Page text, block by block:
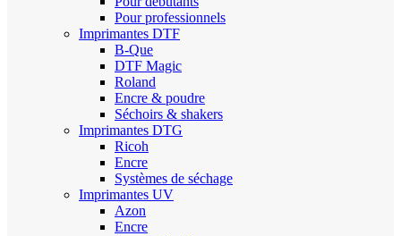
Pour professionnels
Imprimantes DTF
B-Que
DTF Magic
Roland
Encre & poudre
Séchoirs & shakers
Imprimantes DTG
Ricoh
Encre
Systèmes de séchage
Imprimantes UV
Azon
Encre